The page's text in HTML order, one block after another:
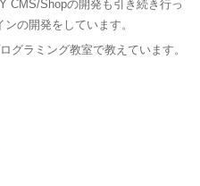
CMS/Shopの開発も引き続き行っ
の開発をしています。
グラミング教室で教えています。